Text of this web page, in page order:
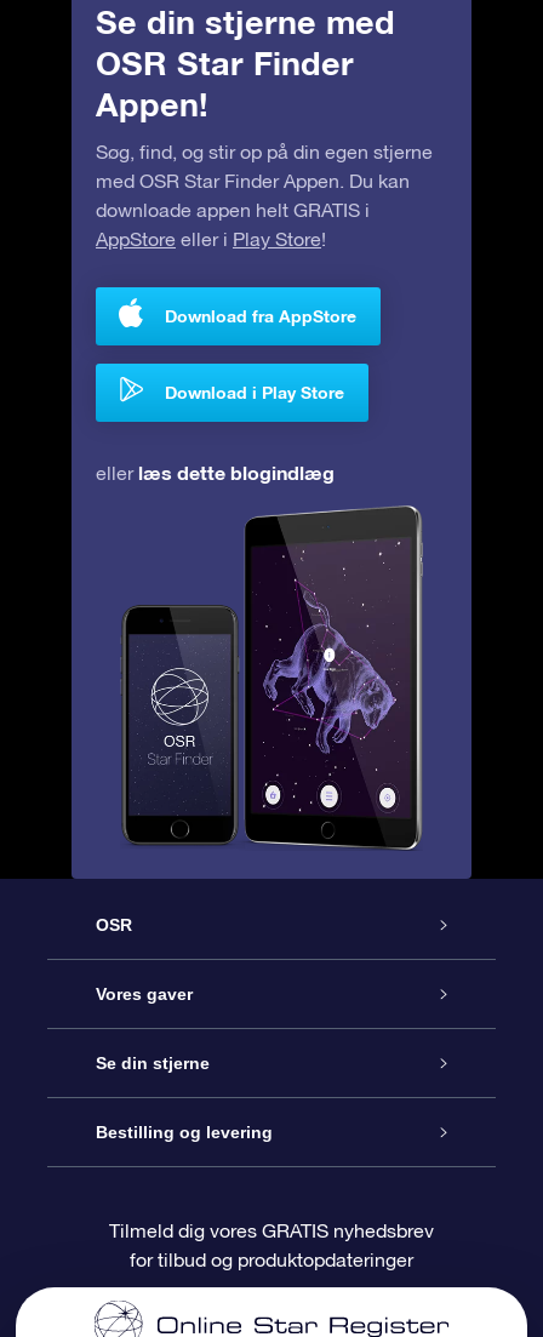
Se din stjerne med
OSR Star Finder
Appen!
Søg, find, og stir op på din egen stjerne
med OSR Star Finder Appen. Du kan
downloade appen helt GRATIS i
AppStore eller i Play Store!
Download fra AppStore
Download i Play Store
eller læs dette blogindlæg
OSR
Kundeservice
Kontakt os
Bloggen
Anmeldelser
Vores gaver
Online Stjernegave
OSR Gavepakke
OSR Gavekortet
Se din stjerne
Star Register
Personliggjort Stjerneside
Bestilling og levering
Betalingsinformation
Tilmeld dig vores GRATIS nyhedsbrev
for tilbud og produktopdateringer